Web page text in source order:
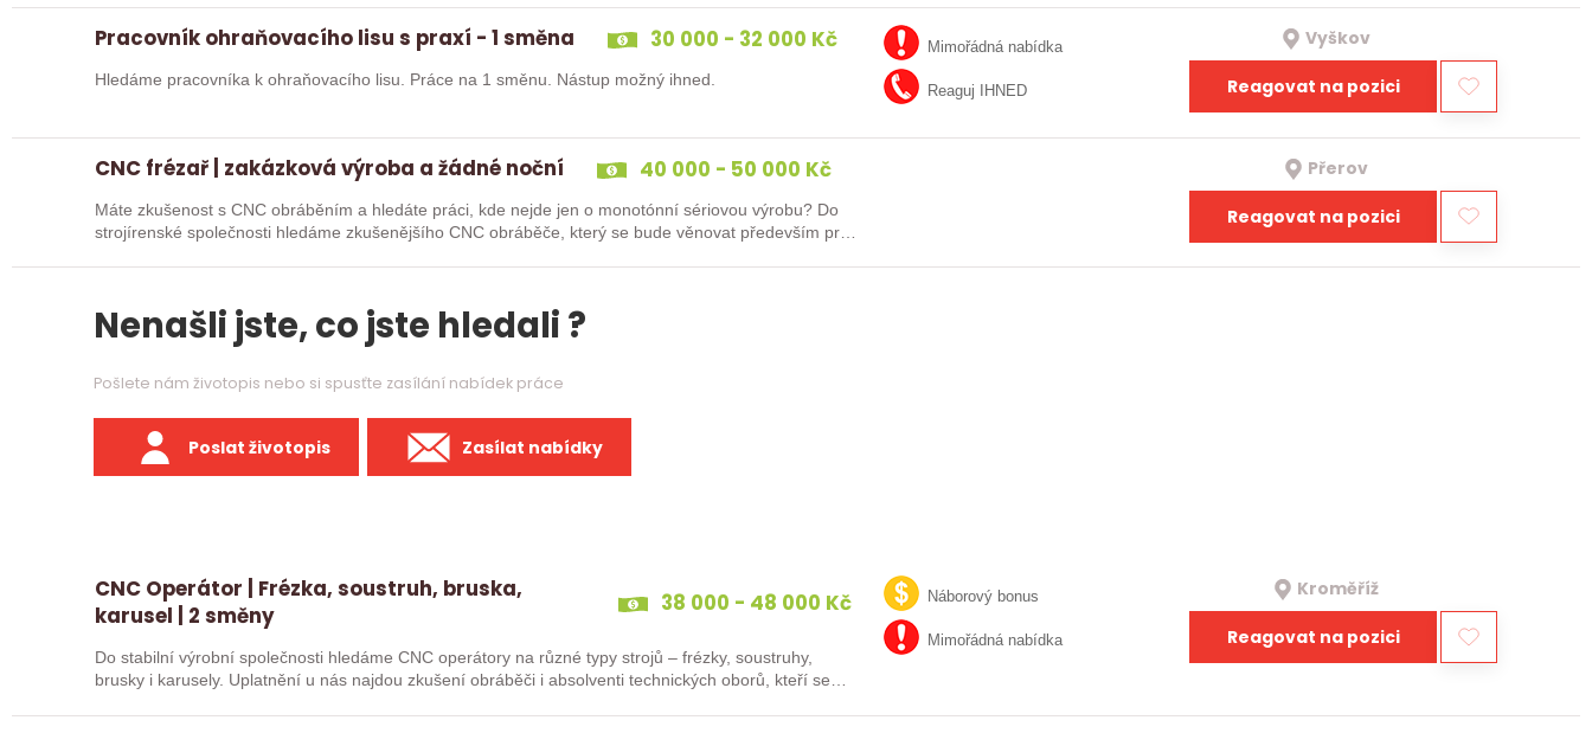
Pracovník ohraňovacího lisu s praxí - 1 směna 30 000 - 32 000 Kč
Hledáme pracovníka k ohraňovacího lisu. Práce na 1 směnu. Nástup možný ihned.
Mimořádná nabídka
Reaguj IHNED
Vyškov
Reagovat na pozici
CNC frézař | zakázková výroba a žádné noční 40 000 - 50 000 Kč
Máte zkušenost s CNC obráběním a hledáte práci, kde nejde jen o monotónní sériovou výrobu? Do
strojírenské společnosti hledáme zkušenějšího CNC obráběče, který se bude věnovat především práci
Přerov
Reagovat na pozici
Nenašli jste, co jste hledali ?
Pošlete nám životopis nebo si spusťte zasílání nabídek práce
Poslat životopis Zasílat nabídky
CNC Operátor | Frézka, soustruh, bruska,
karusel | 2 směny
38 000 - 48 000 Kč
Do stabilní výrobní společnosti hledáme CNC operátory na různé typy strojů – frézky, soustruhy,
brusky i karusely. Uplatnění u nás najdou zkušení obráběči i absolventi technických oborů, kteří se…
Náborový bonus
Mimořádná nabídka
Kroměříž
Reagovat na pozici